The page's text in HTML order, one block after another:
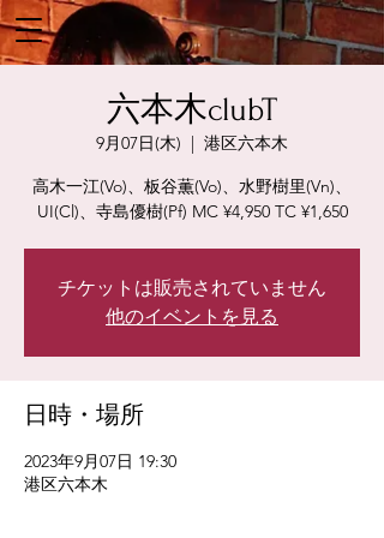
六本木clubT
9月07日(木)
  |
港区六本木
高木一江(Vo)、板谷薫(Vo)、水野樹里(Vn)、
UI(Cl)、寺島優樹(Pf) MC ¥4,950 TC ¥1,650
チケットは販売されていません
他のイベントを見る
日時・場所
2023年9月07日 19:30
港区六本木